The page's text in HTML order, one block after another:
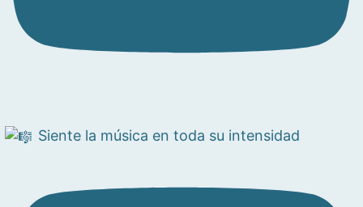
Siente la música en toda su intensidad